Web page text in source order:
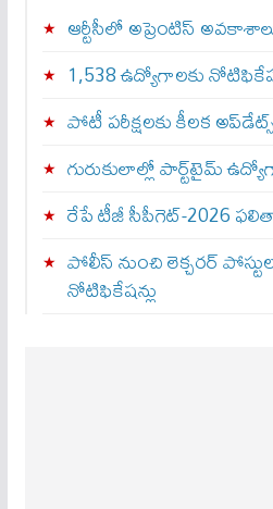
ఆర్టీసీలో అప్రెంటిస్‌
1,538 ఉద్యోగాలకు
పోటీ పరీక్షలకు కీలక
గురుకులాల్లో పార్ట్‌టైమ్
రేపే టీజీ సీపీగెట్‌-2026
పోలీస్ నుంచి లెక్చరర్
నోటిఫికేషన్లు